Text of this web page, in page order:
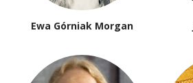
Ewa Górniak Morgan